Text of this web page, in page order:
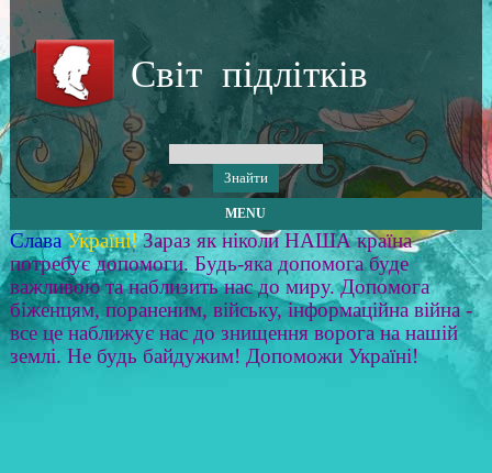
Світ підлітків
MENU
Слава Україні! Зараз як ніколи НАША країна
потребує допомоги. Будь-яка допомога буде
важливою та наблизить нас до миру. Допомога
біженцям, пораненим, війську, інформаційна війна -
все це наближує нас до знищення ворога на нашій
землі. Не будь байдужим! Допоможи Україні!